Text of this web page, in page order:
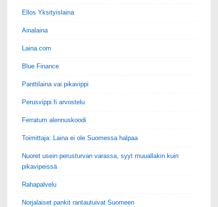
Ellos Yksityislaina
Ainalaina
Laina.com
Blue Finance
Panttilaina vai pikavippi
Perusvippi.fi arvostelu
Ferratum alennuskoodi
Toimittaja: Laina ei ole Suomessa halpaa
Nuoret usein perusturvan varassa, syyt muuallakin kuin
pikavipeissä
Rahapalvelu
Norjalaiset pankit rantautuivat Suomeen